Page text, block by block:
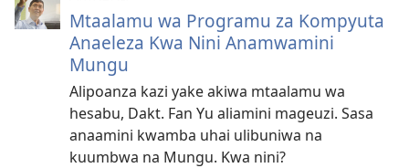
Mtaalamu wa Programu za Kompyuta
Anaeleza Kwa Nini Anamwamini
Mungu
Alipoanza kazi yake akiwa mtaalamu wa
hesabu, Dakt. Fan Yu aliamini mageuzi. Sasa
anaamini kwamba uhai ulibuniwa na
kuumbwa na Mungu. Kwa nini?